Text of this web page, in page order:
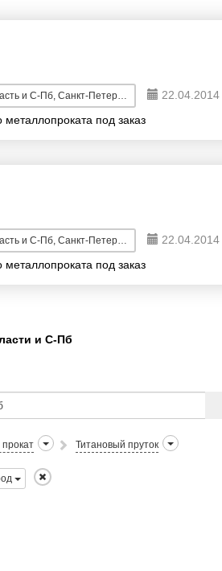
и С-Пб, Санкт-Петербург
22.04.2014
под заказ
и С-Пб, Санкт-Петербург
под заказ
и С-Пб
Титановый пруток